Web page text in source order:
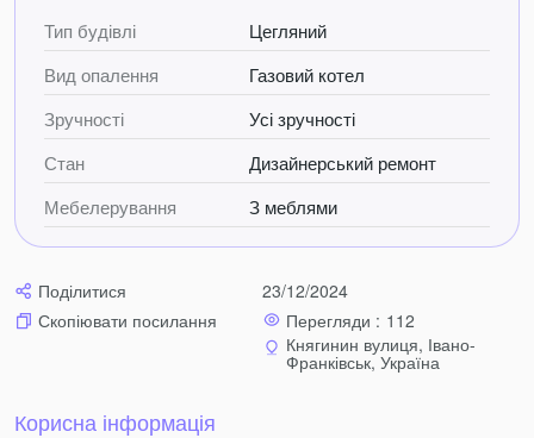
Це ідеальний вибір для тих, хто цінує якість, стиль і
комфорт, живучи в самому серці міста, поруч із
школами, дитячими садками та іншими важливими
обєктами інфраструктури.
Тип будівлі
Цегляний
Вид опалення
Газовий котел
Зручності
Усі зручності
Стан
Дизайнерський ремонт
Мебелерування
З меблями
Поділитися
Скопіювати посилання
23/12/2024
Перегляди : 112
Княгинин вулиця, Івано-
Франківськ, Україна
Корисна інформація